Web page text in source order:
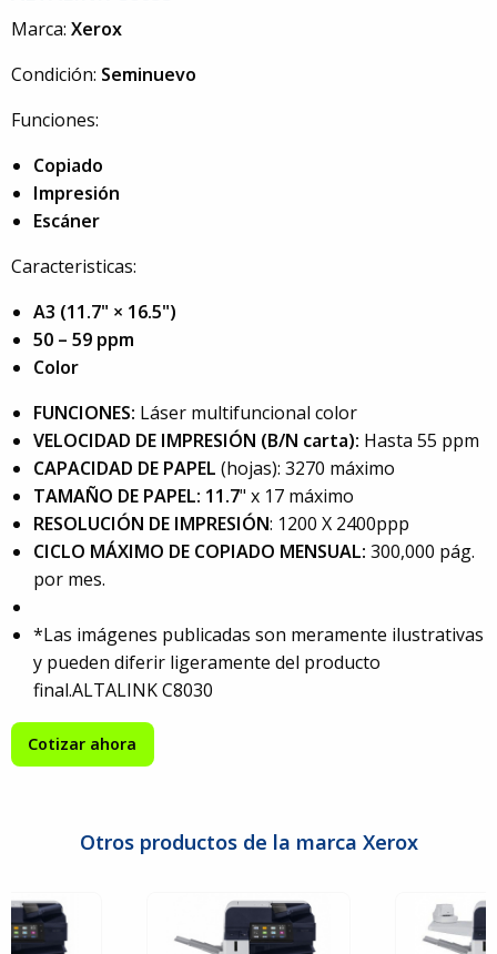
Marca: Xerox
Condición: Seminuevo
Funciones:
Copiado
Impresión
Escáner
Caracteristicas:
A3 (11.7" × 16.5")
50 – 59 ppm
Color
FUNCIONES: Láser multifuncional color
VELOCIDAD DE IMPRESIÓN (B/N carta): Hasta 55 ppm
CAPACIDAD DE PAPEL (hojas): 3270 máximo
TAMAÑO DE PAPEL: 11.7" x 17 máximo
RESOLUCIÓN DE IMPRESIÓN: 1200 X 2400ppp
CICLO MÁXIMO DE COPIADO MENSUAL: 300,000 pág.
por mes.
*Las imágenes publicadas son meramente ilustrativas
y pueden diferir ligeramente del producto
final.ALTALINK C8030
Cotizar ahora
Otros productos de la marca Xerox